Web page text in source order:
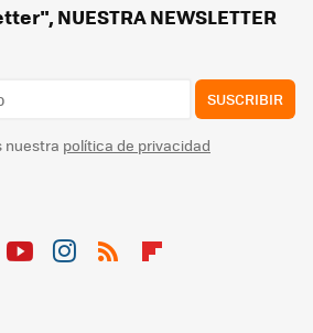
NUESTRA NEWSLETTER
SUSCRIBIR
nuestra política de privacidad